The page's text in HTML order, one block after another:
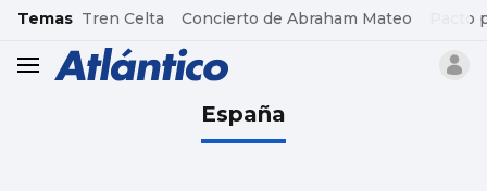
common.go-to-content
Temas Tren Celta Concierto de Abraham Mateo Pacto
header.menu.open
España